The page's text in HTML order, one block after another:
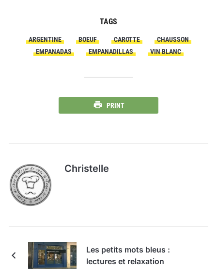
TAGS
ARGENTINE BOEUF CAROTTE
CHAUSSON
EMPANADAS
EMPANADILLAS VIN BLANC
PRINT
Christelle
Les petits mots bleus :
lectures et relaxation